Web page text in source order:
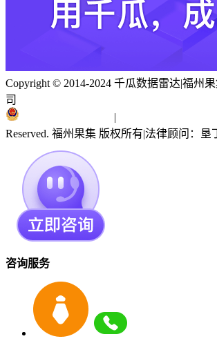
Copyright © 2014-2024 千瓜数据雷达|福州
司
|
Reserved. 福州果集 版权所有|法律顾问：垦
咨询服务